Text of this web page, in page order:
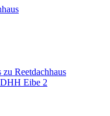
Reetdachhaus
Eibe 2